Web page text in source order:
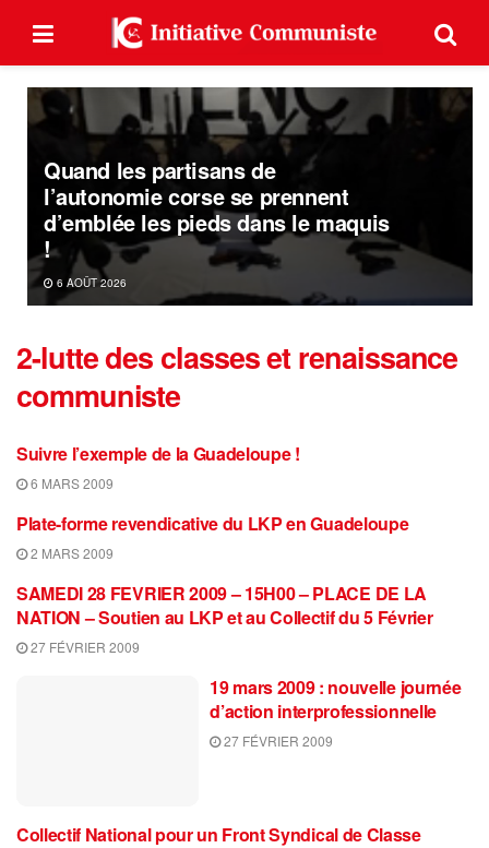
Quand les partisans de
l’autonomie corse se prennent
d’emblée les pieds dans le maquis
!
6 AOÛT 2026
2-lutte des classes et renaissance
communiste
Suivre l’exemple de la Guadeloupe !
6 MARS 2009
Plate-forme revendicative du LKP en Guadeloupe
2 MARS 2009
SAMEDI 28 FEVRIER 2009 – 15H00 – PLACE DE LA
NATION – Soutien au LKP et au Collectif du 5 Février
27 FÉVRIER 2009
19 mars 2009 : nouvelle journée
d’action interprofessionnelle
27 FÉVRIER 2009
Collectif National pour un Front Syndical de Classe